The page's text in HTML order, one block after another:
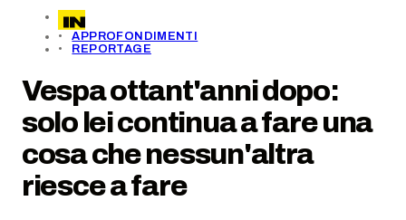
APPROFONDIMENTI
REPORTAGE
Vespa ottant'anni dopo:
solo lei continua a fare una
cosa che nessun'altra
riesce a fare